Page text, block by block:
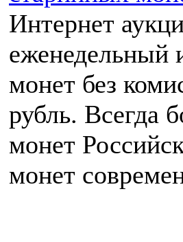
Интернет
еженедельный
монет без
рубль. Всегда
монет
монет